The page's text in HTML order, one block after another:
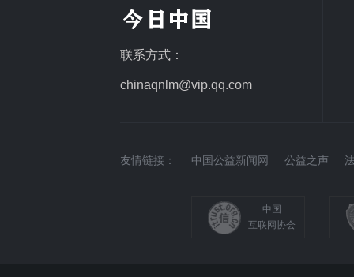
联系方式：
chinaqnlm@vip.qq.com
友情链接： 中国公益新闻网 公益之声
中国
互联网协会